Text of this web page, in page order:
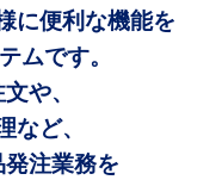
に便利な機能を
ムです。
や、
など、
注業務を